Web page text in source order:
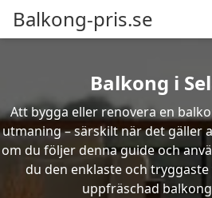
Balkong-pris.se
Balkong i
Att bygga eller renovera en
utmaning – särskilt när det gäller
om du följer denna guide och
du den enklaste och
uppfräschad balkong